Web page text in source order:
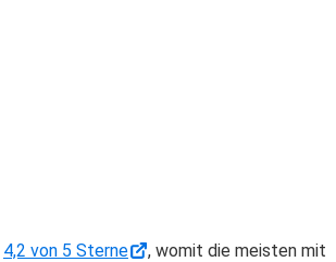
4,2 von 5 Sterne
, womit die meisten mit